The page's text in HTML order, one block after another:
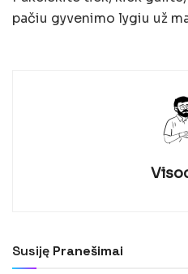
pačiu gyvenimo lygiu už
Susiję Pranešimai